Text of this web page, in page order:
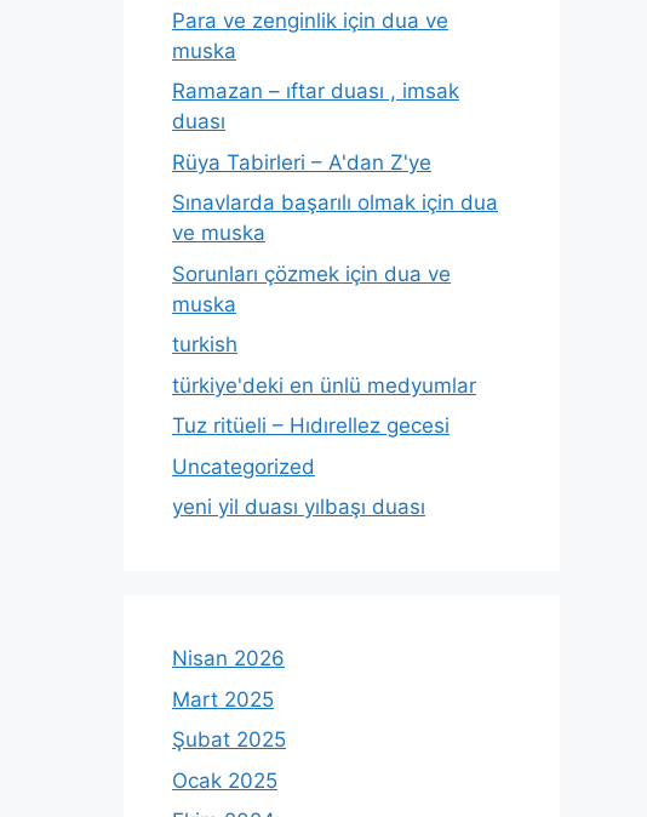
Para ve zenginlik için dua ve
muska
Ramazan – ıftar duası , imsak
duası
Rüya Tabirleri – A'dan Z'ye
Sınavlarda başarılı olmak için dua
ve muska
Sorunları çözmek için dua ve
muska
turkish
türkiye'deki en ünlü medyumlar
Tuz ritüeli – Hıdırellez gecesi
Uncategorized
yeni yil duası yılbaşı duası
Nisan 2026
Mart 2025
Şubat 2025
Ocak 2025